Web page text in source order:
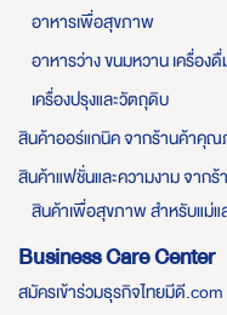
อาหารเพื่อสุขภาพ
อาหารว่าง ขนมหวาน เครื่อง
เครื่องปรุงและวัตถุดิบ
สินค้าออร์แกนิค จากร้านค้าคุ
สินค้าแฟชั่นและความงาม จากร้
สินค้าเพื่อสุขภาพ สำหรับแม่แ
Business Care Center
สมัครเข้าร่วมธุรกิจไทยมีดี.com